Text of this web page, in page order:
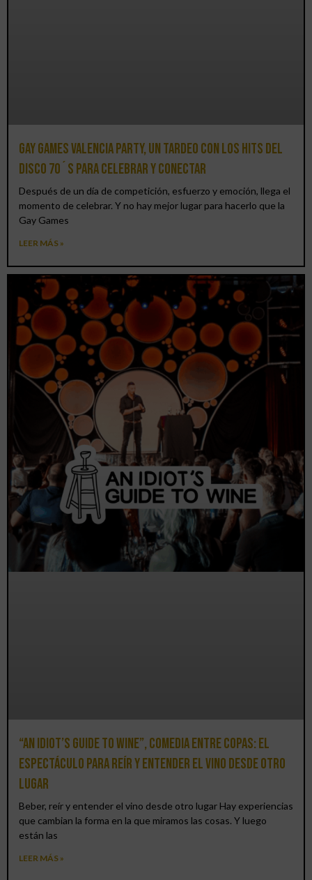
Gay Games Valencia Party, un tardeo con los hits del
DISCO 70´S para celebrar y conectar
Después de un día de competición, esfuerzo y emoción, llega el
momento de celebrar. Y no hay mejor lugar para hacerlo que la
Gay Games
LEER MÁS »
“An Idiot’s Guide to Wine”, comedia entre copas: el
espectáculo para reír y entender el vino desde otro
lugar
Beber, reír y entender el vino desde otro lugar Hay experiencias
que cambian la forma en la que miramos las cosas. Y luego
están las
LEER MÁS »